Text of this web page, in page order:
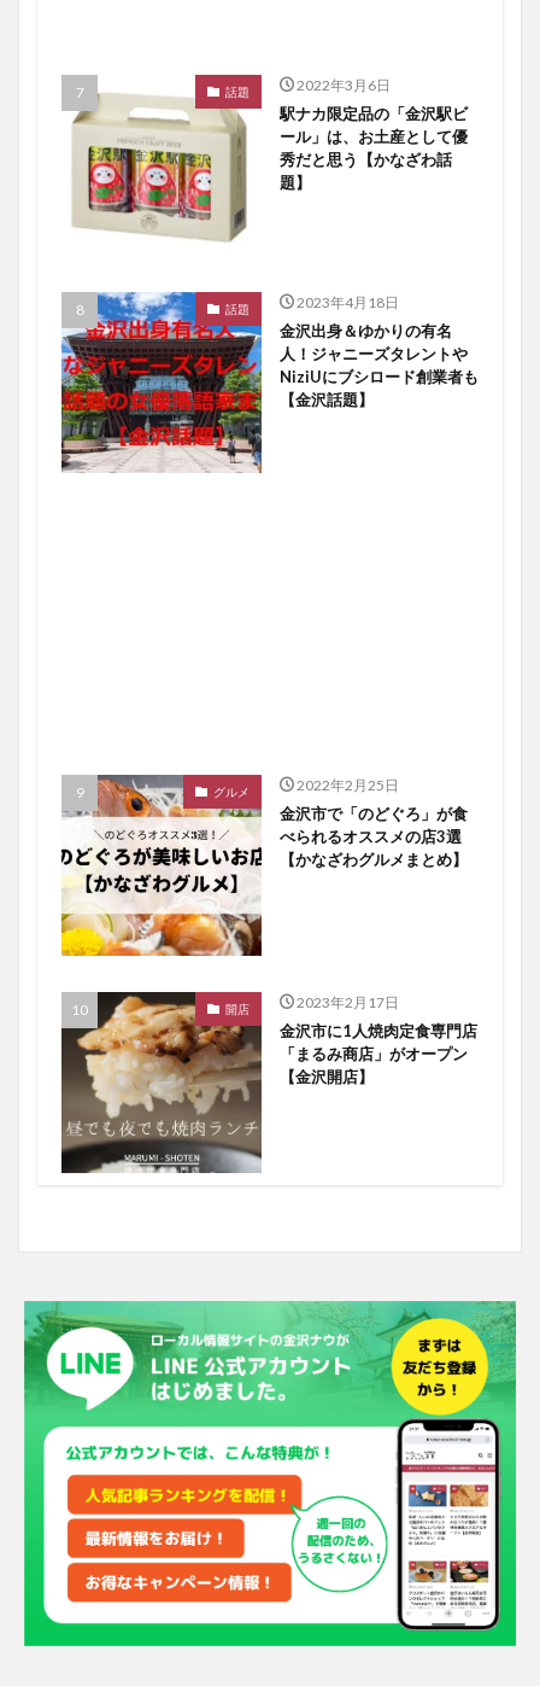
話題 2022年3月6日
駅ナカ限定品の「金沢駅ビ
ール」は、お土産として優
秀だと思う【かなざわ話
題】
話題 2023年4月18日
金沢出身＆ゆかりの有名
人！ジャニーズタレントや
NiziUにブシロード創業者も
【金沢話題】
グルメ 2022年2月25日
金沢市で「のどぐろ」が食
べられるオススメの店3選
【かなざわグルメまとめ】
開店 2023年2月17日
金沢市に1人焼肉定食専門店
「まるみ商店」がオープン
【金沢開店】